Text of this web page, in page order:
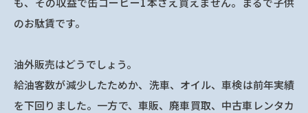
のお駄賃です。
油外販売はどうでしょう。
給油客数が減少したためか、洗車、オイル、車検は前年実績
を下回りました。一方で、車販、廃車買取、中古車レンタカ